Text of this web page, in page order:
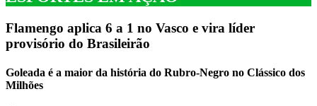
Flamengo aplica 6 a 1 no Vasco e vira líder
provisório do Brasileirão
Goleada é a maior da história do Rubro-Negro no Clássico dos
Milhões